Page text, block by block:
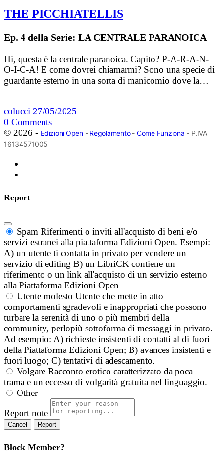
THE PICCHIATELLIS
Ep. 4 della Serie: LA CENTRALE PARANOICA
Hi, questa è la centrale paranoica. Capito? P-A-R-A-N-
O-I-C-A! E come dovrei chiamarmi? Sono una specie di
guardante esterno in una sorta di manicomio dove la…
colucci 27/05/2025
0 Comments
© 2026 - Edizioni Open- Regolamento- Come Funziona - P.IVA
16134571005
Report
Spam Riferimenti o inviti all'acquisto di beni e/o
servizi estranei alla piattaforma Edizioni Open. Esempi:
A) un utente ti contatta in privato per vendere un
servizio di editing B) un LibriCK contiene un
riferimento o un link all'acquisto di un servizio esterno
alla Piattaforma Edizioni Open
Utente molesto Utente che mette in atto
comportamenti sgradevoli e inappropriati che possono
turbare la serenità di uno o più membri della
community, perlopiù sottoforma di messaggi in privato.
Ad esempio: A) richieste insistenti di contatti al di fuori
della Piattaforma Edizioni Open; B) avances insistenti e
fuori luogo; C) tentativi di adescamento.
Volgare Racconto erotico caratterizzato da poca
trama e un eccesso di volgarità gratuita nel linguaggio.
Other
Report note
Report
Block Member?